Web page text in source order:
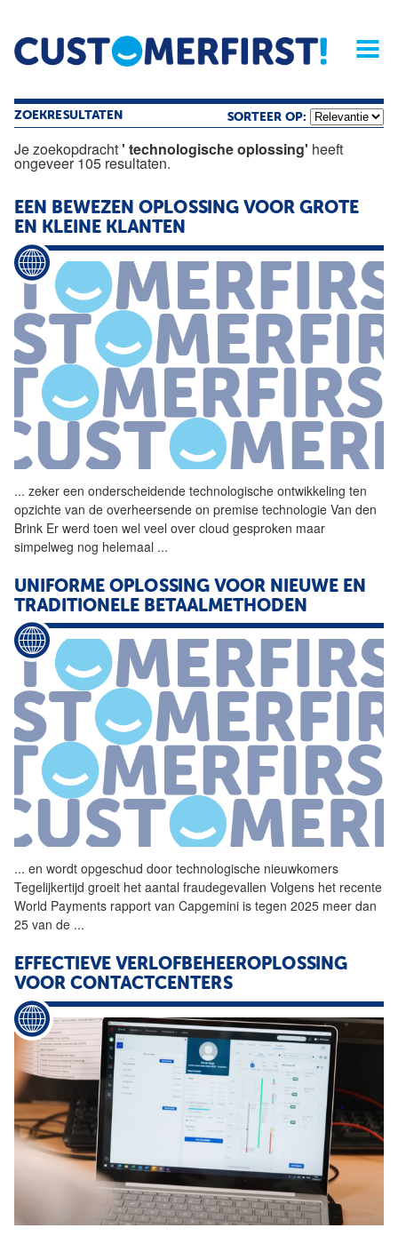
Home Opinie Archief
Magazine
ZOEKRESULTATEN SORTEER OP:
Je zoekopdracht' technologische oplossing' heeft
ongeveer 105 resultaten.
EEN BEWEZEN OPLOSSING VOOR GROTE
EN KLEINE KLANTEN
... zeker een onderscheidende technologische ontwikkeling ten
opzichte van de overheersende on premise technologie Van den
Brink Er werd toen wel veel over cloud gesproken maar
simpelweg nog helemaal ...
UNIFORME OPLOSSING VOOR NIEUWE EN
TRADITIONELE BETAALMETHODEN
... en wordt opgeschud door technologische nieuwkomers
Tegelijkertijd groeit het aantal fraudegevallen Volgens het recente
World Payments rapport van Capgemini is tegen 2025 meer dan
25 van de ...
EFFECTIEVE VERLOFBEHEEROPLOSSING
VOOR CONTACTCENTERS